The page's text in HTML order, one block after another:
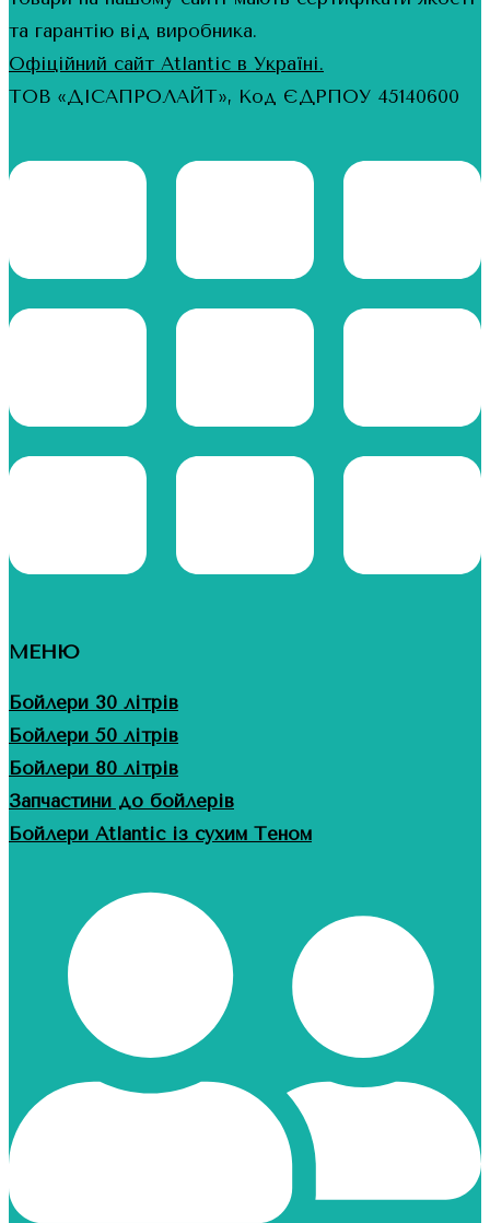
та гарантію від виробника.
Офіційний сайт Atlantic в Україні.
ТОВ «ДІСАПРОЛАЙТ», Код ЄДРПОУ 45140600
МЕНЮ
Бойлери 30 літрів
Бойлери 50 літрів
Бойлери 80 літрів
Запчастини до бойлерів
Бойлери Atlantic із сухим Теном